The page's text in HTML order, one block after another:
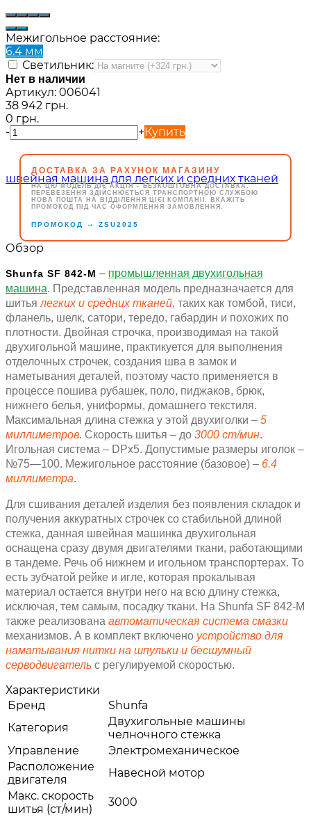
Межигольное расстояние:
6.4 мм
Светильник:
Нет в наличии
Артикул: 006041
38 942 грн.
0 грн.
-
+Купить
ДОСТАВКА ЗА РАХУНОК МАГАЗИНУ
НА ЦЮ МОДЕЛЬ ДІЄ АКЦІЯ – БЕЗКОШТОВНА ДОСТАВКА.
ПЕРЕВЕЗЕННЯ ЗДІЙСНЮЄТЬСЯ ТРАНСПОРТНОЮ СЛУЖБОЮ
НОВА ПОШТА НА ВІДДІЛЕННЯ ЦІЄЇ КОМПАНІЇ. ВКАЖІТЬ
ПРОМОКОД ПІД ЧАС ОФОРМЛЕННЯ ЗАМОВЛЕННЯ.
ПРОМОКОД → ZSU2025
Обзор
Shunfa SF 842-M – промышленная двухигольная
машина. Представленная модель предназначается для
шитья легких и средних тканей, таких как томбой, тиси,
фланель, шелк, сатори, тередо, габардин и похожих по
плотности. Двойная строчка, производимая на такой
двухигольной машине, практикуется для выполнения
отделочных строчек, создания шва в замок и
наметывания деталей, поэтому часто применяется в
процессе пошива рубашек, поло, пиджаков, брюк,
нижнего белья, униформы, домашнего текстиля.
Максимальная длина стежка у этой двухиголки – 5
миллиметров. Скорость шитья – до 3000 ст/мин.
Игольная система – DPx5. Допустимые размеры иголок –
№75―100. Межигольное расстояние (базовое) – 6.4
миллиметра.
Для сшивания деталей изделия без появления складок и
получения аккуратных строчек со стабильной длиной
стежка, данная швейная машинка двухигольная
оснащена сразу двумя двигателями ткани, работающими
в тандеме. Речь об нижнем и игольном транспортерах. То
есть зубчатой рейке и игле, которая прокалывая
материал остается внутри него на всю длину стежка,
исключая, тем самым, посадку ткани. На Shunfa SF 842-M
также реализована автоматическая система смазки
механизмов. А в комплект включено устройство для
наматывания нитки на шпульки и бесшумный
серводвигатель с регулируемой скоростью.
Характеристики
Бренд
Shunfa
Категория
Двухигольные машины
челночного стежка
Управление
Электромеханическое
Расположение
двигателя
Навесной мотор
Макс. скорость
шитья (ст/мин)
3000